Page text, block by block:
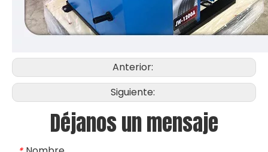
Anterior:
Siguiente:
Déjanos un mensaje